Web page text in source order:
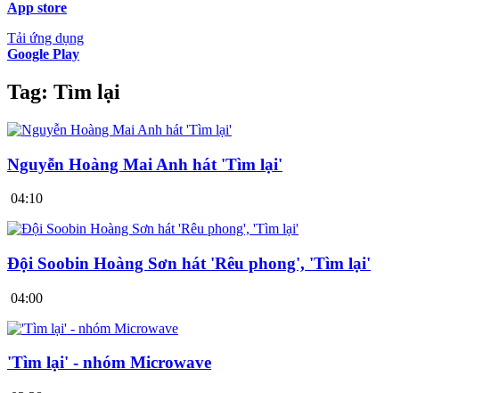
App store
Tải ứng dụng
Google Play
Tag: Tìm lại
Nguyễn Hoàng Mai Anh hát 'Tìm lại'
04:10
Đội Soobin Hoàng Sơn hát 'Rêu phong', 'Tìm lại'
04:00
'Tìm lại' - nhóm Microwave